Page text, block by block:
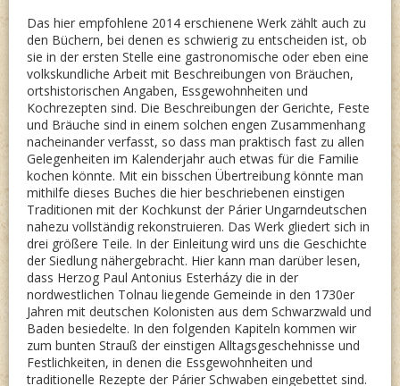
Das hier empfohlene 2014 erschienene Werk zählt auch zu
den Büchern, bei denen es schwierig zu entscheiden ist, ob
sie in der ersten Stelle eine gastronomische oder eben eine
volkskundliche Arbeit mit Beschreibungen von Bräuchen,
ortshistorischen Angaben, Essgewohnheiten und
Kochrezepten sind. Die Beschreibungen der Gerichte, Feste
und Bräuche sind in einem solchen engen Zusammenhang
nacheinander verfasst, so dass man praktisch fast zu allen
Gelegenheiten im Kalenderjahr auch etwas für die Familie
kochen könnte. Mit ein bisschen Übertreibung könnte man
mithilfe dieses Buches die hier beschriebenen einstigen
Traditionen mit der Kochkunst der Párier Ungarndeutschen
nahezu vollständig rekonstruieren. Das Werk gliedert sich in
drei größere Teile. In der Einleitung wird uns die Geschichte
der Siedlung nähergebracht. Hier kann man darüber lesen,
dass Herzog Paul Antonius Esterházy die in der
nordwestlichen Tolnau liegende Gemeinde in den 1730er
Jahren mit deutschen Kolonisten aus dem Schwarzwald und
Baden besiedelte. In den folgenden Kapiteln kommen wir
zum bunten Strauß der einstigen Alltagsgeschehnisse und
Festlichkeiten, in denen die Essgewohnheiten und
traditionelle Rezepte der Párier Schwaben eingebettet sind.